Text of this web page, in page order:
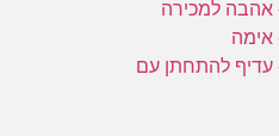
- עדיף להתחתן עם